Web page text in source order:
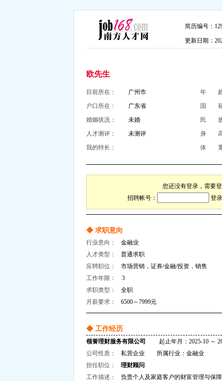
简历编号：
更新日期：
欧先生
目前所在： 广州市
年 龄
户口所在：
广东省
国
婚姻状况：
未婚
民
人才测评：
未测评
身 高
我的特长：
体 重
您还没有登录，需要
招聘帐号：
登
◆ 求职意向
行业意向：
金融业
人才类型：
普通求职
应聘职位：
市场营销，证券/金融/投资，销售
工作年限：
3
求职类型：
全职
月薪要求：
6500～7999元
◆ 工作经历
领誉理财服务有限公司
起止年月：2025-10 ～
公司性质：
私营企业 所属行业：金融业
担任职位：
理财顾问
工作描述：
负责个人及家庭客户的财富管理与保